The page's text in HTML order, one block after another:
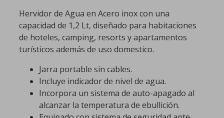
Hervidor de Agua en Acero inox con una
capacidad de 1,2 Lt, diseñado para habitaciones
de hoteles, camping, resorts y apartamentos
turísticos además de uso domestico.
Jarra portable sin cables.
Incluye indicador de nivel de agua.
Incorpora un sistema de auto-apagado al
alcanzar la temperatura de ebullición.